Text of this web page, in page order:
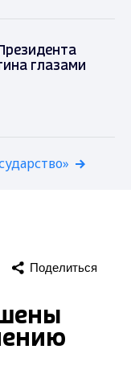
глазами
Поделиться